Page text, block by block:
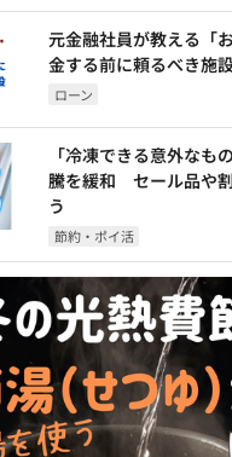
ローン
元金融社員が教える「
金する前に頼るべき施
節約・ポイ活
「冷凍できる意外なも
騰を緩和 セール品や
う